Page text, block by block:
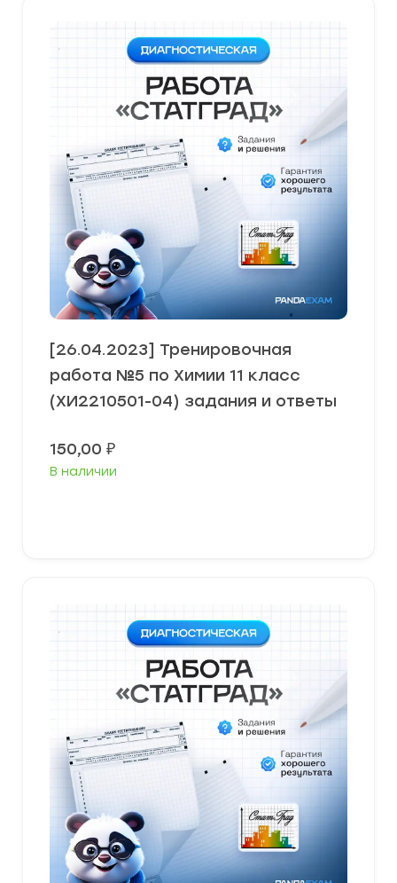
[26.04.2023] Тренировочная
работа №5 по Химии 11 класс
(ХИ2210501-04) задания и ответы
150,00 ₽
В наличии